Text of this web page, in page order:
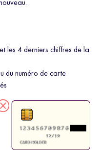
les 4 derniers chiffres de la
du numéro de carte